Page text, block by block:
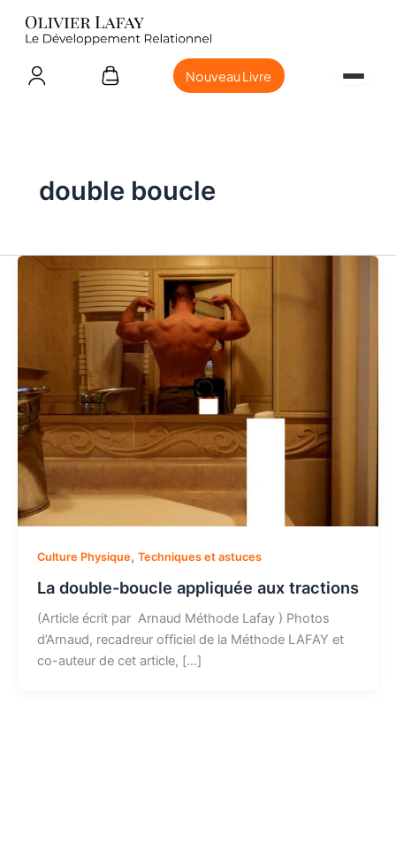
Nouveau Livre
double boucle
Culture Physique, Techniques et astuces
La double-boucle appliquée aux tractions
(Article écrit par Arnaud Méthode Lafay ) Photos
d’Arnaud, recadreur officiel de la Méthode LAFAY et
co-auteur de cet article, […]